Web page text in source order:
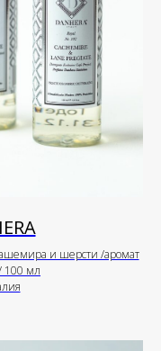
и шерсти /аромат
мл